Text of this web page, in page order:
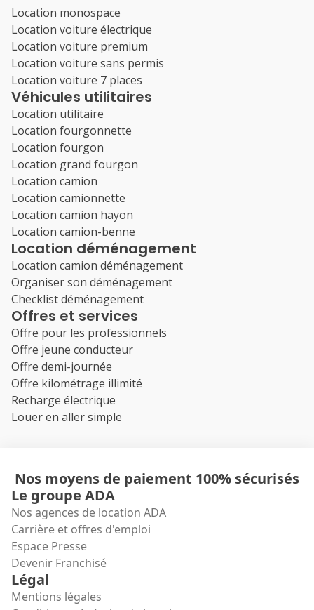
Location monospace
Location voiture électrique
Location voiture premium
Location voiture sans permis
Location voiture 7 places
Véhicules utilitaires
Location utilitaire
Location fourgonnette
Location fourgon
Location grand fourgon
Location camion
Location camionnette
Location camion hayon
Location camion-benne
Location déménagement
Location camion déménagement
Organiser son déménagement
Checklist déménagement
Offres et services
Offre pour les professionnels
Offre jeune conducteur
Offre demi-journée
Offre kilométrage illimité
Recharge électrique
Louer en aller simple
Nos moyens de paiement 100% sécurisés
Le groupe ADA
Nos agences de location ADA
Carrière et offres d'emploi
Espace Presse
Devenir Franchisé
Légal
Mentions légales